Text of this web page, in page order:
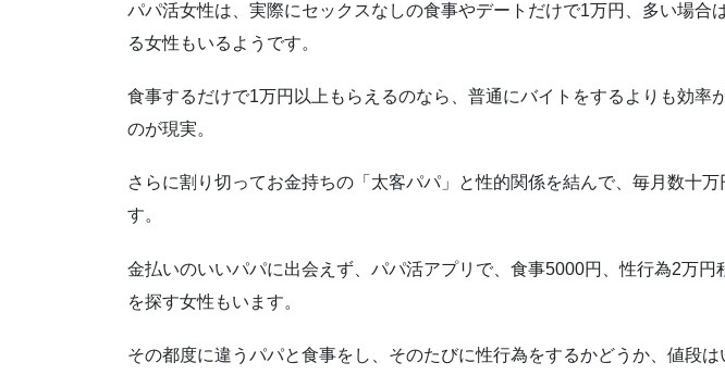
パパ活女性は、実際にセックスなしの食事やデートだけで1万円、多い場合
る女性もいるようです。
食事するだけで1万円以上もらえるのなら、普通にバイトをするよりも効率
のが現実。
さらに割り切ってお金持ちの「太客パパ」と性的関係を結んで、毎月数十
す。
金払いのいいパパに出会えず、パパ活アプリで、食事5000円、性行為2万円
を探す女性もいます。
その都度に違うパパと食事をし、そのたびに性行為をするかどうか、値段